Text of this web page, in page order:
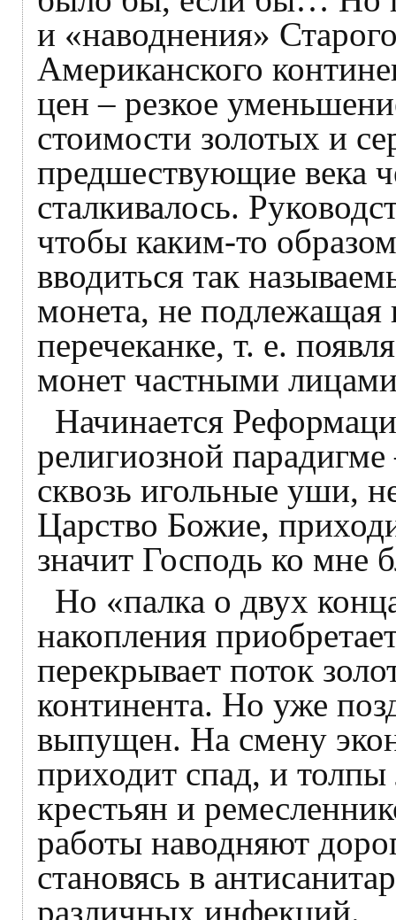
и «наводнения»
Американского
цен – резкое
стоимости золотых и
предшествующие века
сталкивалось.
чтобы каким-то
вводиться так
монета, не
перечеканке, т. е.
монет частными
Начинается
религиозной
сквозь игольные уши,
Царство Божие,
значит Господь ко мне
Но «палка о двух
накопления
перекрывает поток
континента. Но уже
выпущен. На смену
приходит спад, и
крестьян и
работы наводняют
становясь в
различных инфекций.